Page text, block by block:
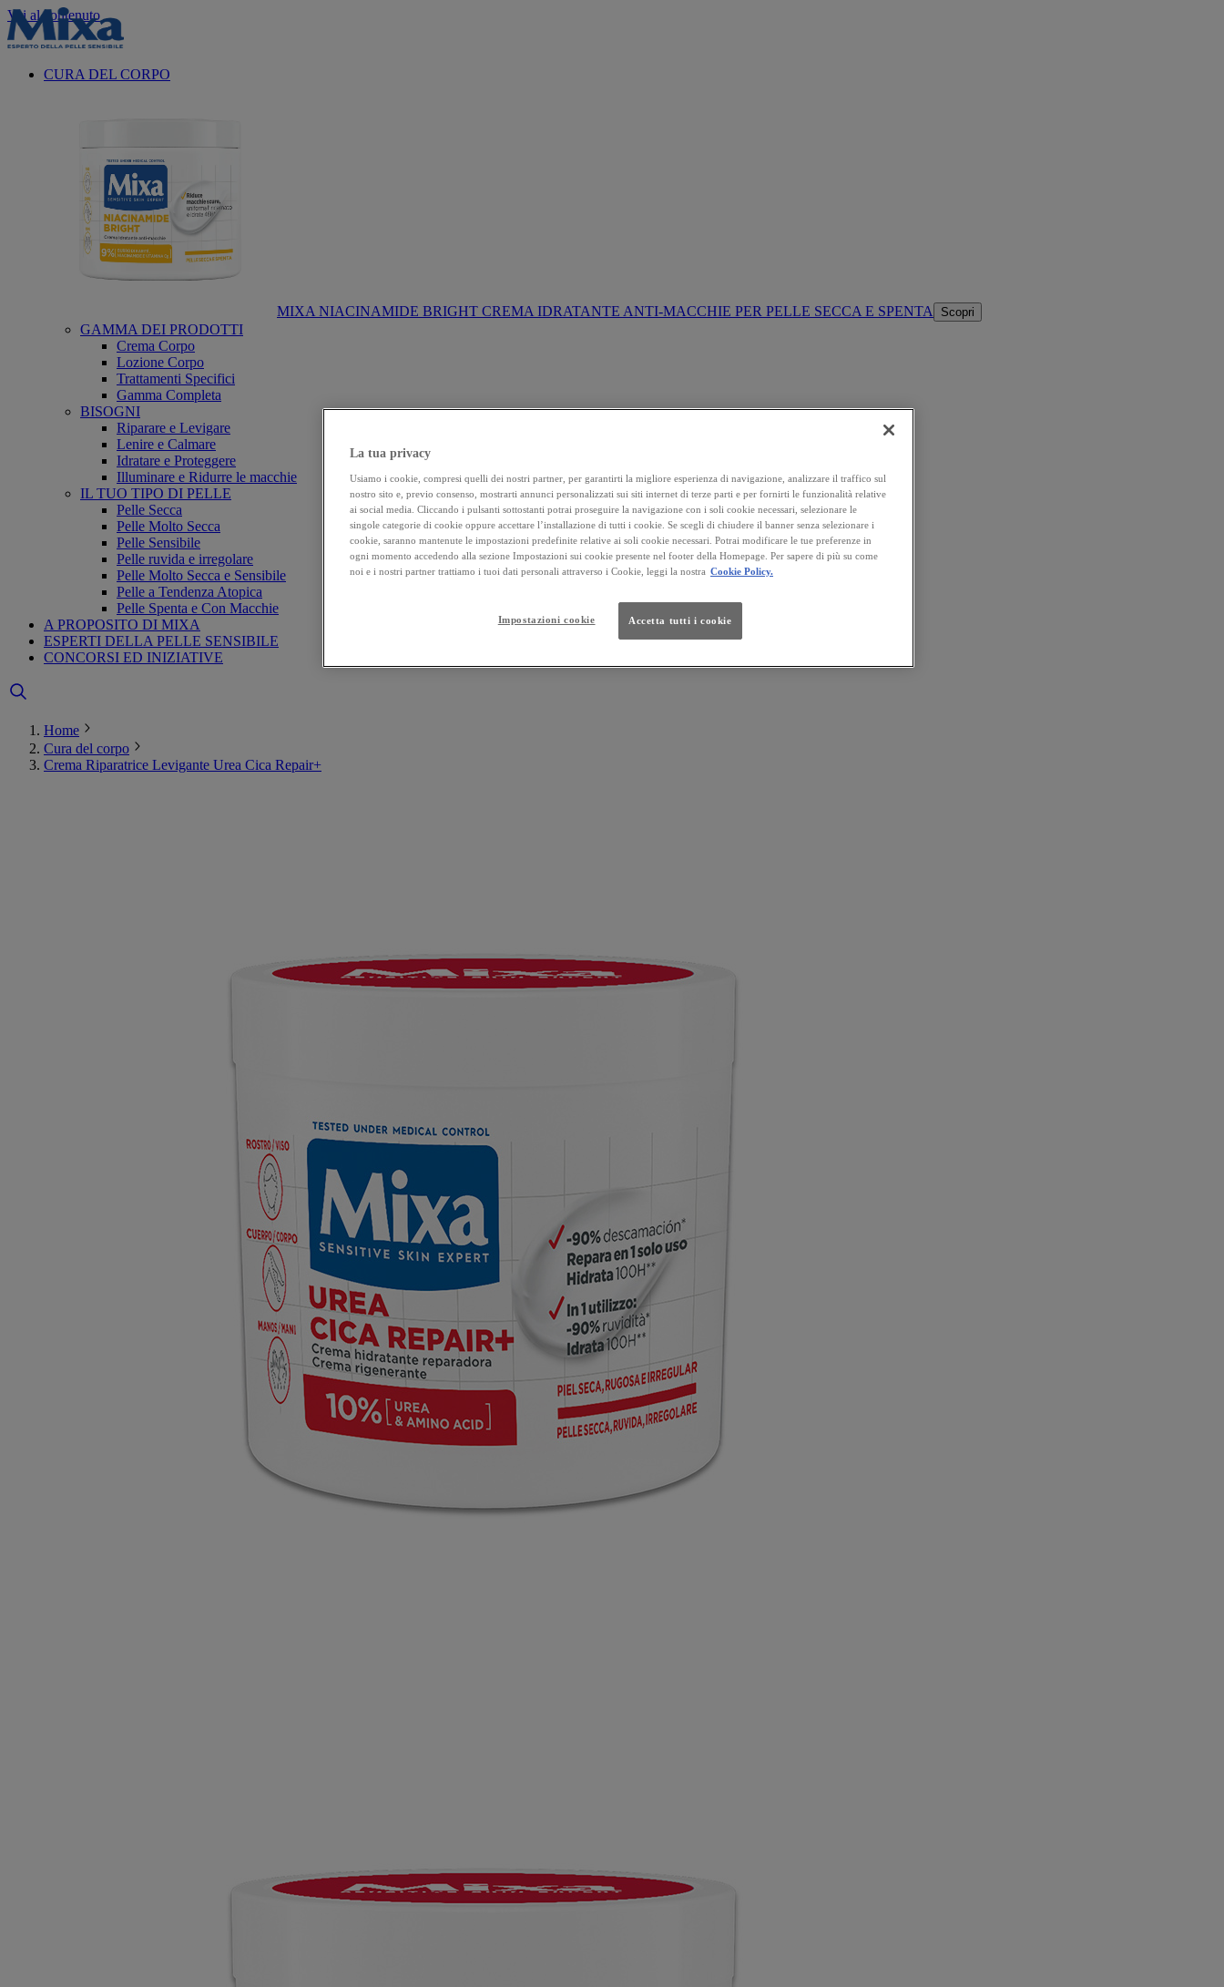
Vai al contenuto
CURA DEL CORPO
MIXA NIACINAMIDE BRIGHT CREMA IDRATANTE ANTI-MACCHIE PER PELLE SECCA E SPENTA Scopri
GAMMA DEI PRODOTTI
Crema Corpo
Lozione Corpo
Trattamenti Specifici
Gamma Completa
BISOGNI
Riparare e Levigare
Lenire e Calmare
Idratare e Proteggere
Illuminare e Ridurre le macchie
IL TUO TIPO DI PELLE
Pelle Secca
Pelle Molto Secca
Pelle Sensibile
Pelle ruvida e irregolare
Pelle Molto Secca e Sensibile
Pelle a Tendenza Atopica
Pelle Spenta e Con Macchie
A PROPOSITO DI MIXA
ESPERTI DELLA PELLE SENSIBILE
CONCORSI ED INIZIATIVE
Home
Cura del corpo
Crema Riparatrice Levigante Urea Cica Repair+
La tua privacy
Usiamo i cookie, compresi quelli dei nostri partner, per garantirti la migliore esperienza di navigazione, analizzare il traffico sul
nostro sito e, previo consenso, mostrarti annunci personalizzati sui siti internet di terze parti e per fornirti le funzionalità relative
ai social media. Cliccando i pulsanti sottostanti potrai proseguire la navigazione con i soli cookie necessari, selezionare le
singole categorie di cookie oppure accettare l’installazione di tutti i cookie. Se scegli di chiudere il banner senza selezionare i
cookie, saranno mantenute le impostazioni predefinite relative ai soli cookie necessari. Potrai modificare le tue preferenze in
ogni momento accedendo alla sezione Impostazioni sui cookie presente nel footer della Homepage. Per sapere di più su come
noi e i nostri partner trattiamo i tuoi dati personali attraverso i Cookie, leggi la nostra Cookie Policy.
Impostazioni cookie Accetta tutti i cookie